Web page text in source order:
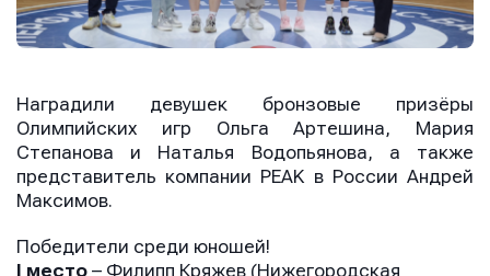
Наградили девушек бронзовые призёры
Олимпийских игр Ольга Артешина, Мария
Степанова и Наталья Водопьянова, а также
представитель компании PEAK в России Андрей
Максимов.
Победители среди юношей!
I место – Филипп Кряжев (Нижегородская